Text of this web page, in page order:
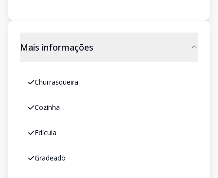
Mais informações
Churrasqueira
Cozinha
Edícula
Gradeado